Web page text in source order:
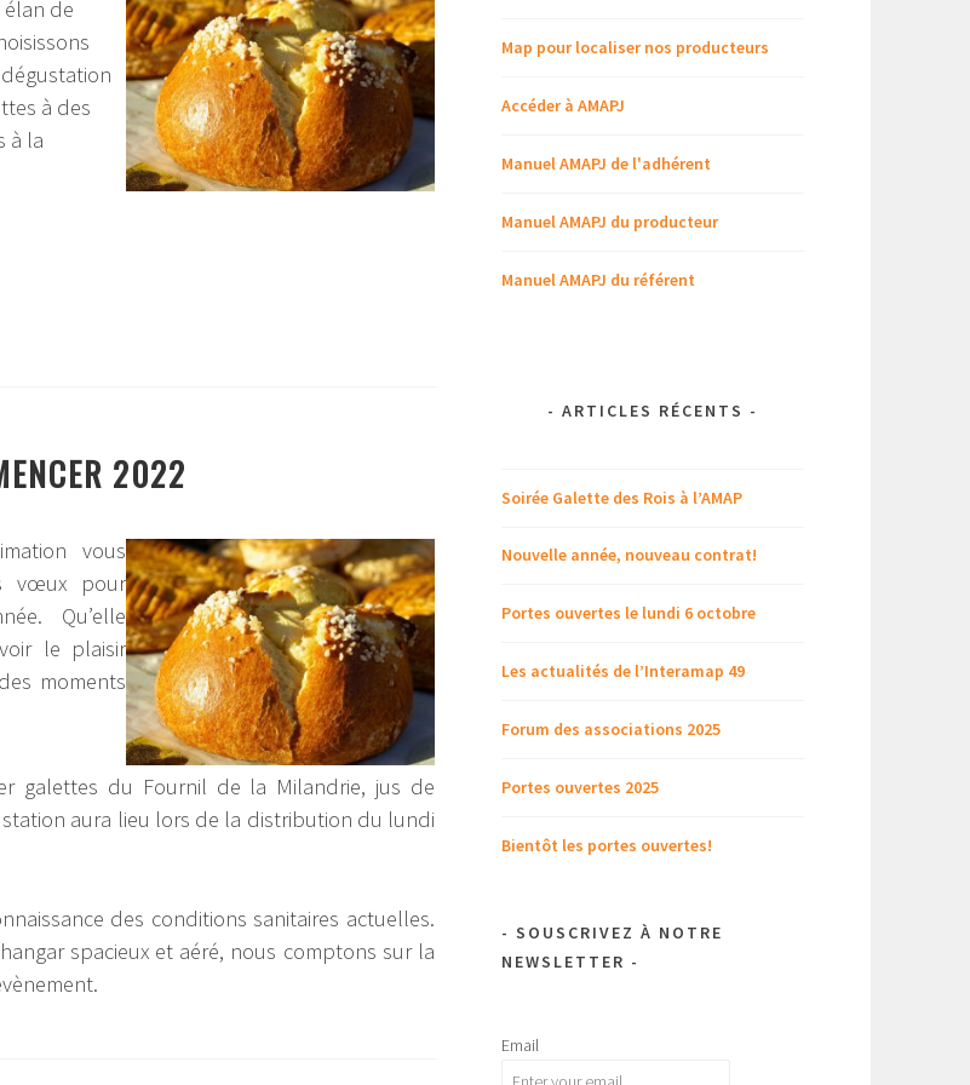
de
à des
à la
2022
vous
vœux pour
Qu’elle
le plaisir
moments
galettes du Fournil de la Milandrie, jus de
aura lieu lors de la distribution du lundi
des conditions sanitaires actuelles.
spacieux et aéré, nous comptons sur la
Map pour localiser nos producteurs
Accéder à AMAPJ
Manuel AMAPJ de l'adhérent
Manuel AMAPJ du producteur
Manuel AMAPJ du référent
- ARTICLES RÉCENTS -
Soirée Galette des Rois à l’AMAP
Nouvelle année, nouveau contrat!
Portes ouvertes le lundi 6 octobre
Les actualités de l’Interamap 49
Forum des associations 2025
Portes ouvertes 2025
Bientôt les portes ouvertes!
- SOUSCRIVEZ À NOTRE
NEWSLETTER -
Email